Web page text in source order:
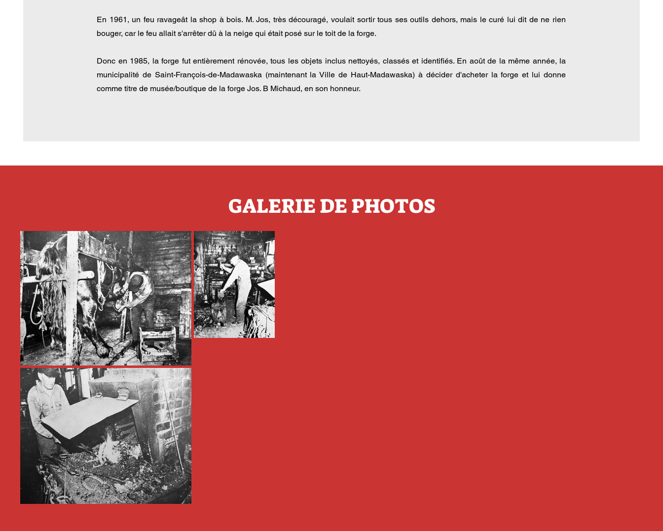
En 1961, un feu ravageât la shop à bois. M. Jos, très découragé, voulait sortir tous ses outils dehors, mais le curé lui dit de ne rien
bouger, car le feu allait s'arrêter dû à la neige qui était posé sur le toit de la forge.
Donc en 1985, la forge fut entièrement rénovée, tous les objets inclus nettoyés, classés et identifiés. En août de la même année, la
municipalité de Saint-François-de-Madawaska (maintenant la Ville de Haut-Madawaska) à décider d'acheter la forge et lui donne
comme titre de musée/boutique de la forge Jos. B Michaud, en son honneur.
GALERIE DE PHOTOS